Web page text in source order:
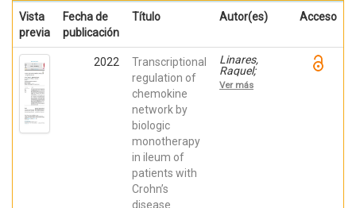
Vista
previa
Fecha de
publicación
Título Autor(es) Acceso
2022
Transcriptional
regulation of
chemokine
network by
biologic
monotherapy
in ileum of
patients with
Crohn’s
disease
Linares,
Raquel;
Gutiérrez,
Ana;
Ver más